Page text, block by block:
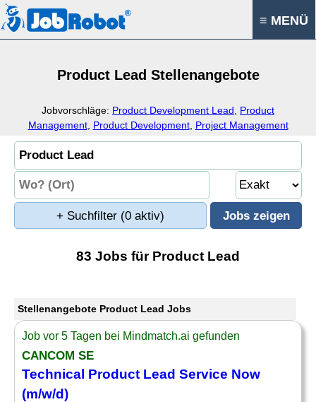
≡ MENÜ
Product Lead Stellenangebote
Jobvorschläge: Product Development Lead
Product
Management, Product Development, Project Management
+ Suchfilter (0 aktiv)
83 Jobs für Product Lead
Stellenangebote Product Lead Jobs
Job vor 5 Tagen bei Mindmatch.ai gefunden
CANCOM SE
Technical Product Lead Service Now
(m/w/d)